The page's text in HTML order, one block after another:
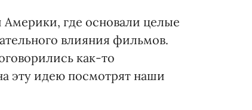
где основали целые
влияния фильмов.
как-то
эту идею посмотрят наши